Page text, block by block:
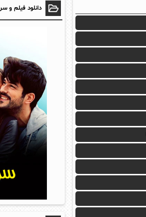
دانلود فیلم و